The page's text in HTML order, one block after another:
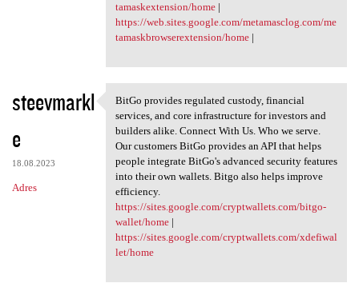
tamaskextension/home|
https://web.sites.google.com/metamasclog.com/me
tamaskbrowserextension/home|
steevmarkl
e
18.08.2023
Adres
BitGo provides regulated
BitGo provides regulated custody, financial
services, and core infrastructure for investors and
builders alike. Connect With Us. Who we serve.
Our customers BitGo provides an API that helps
people integrate BitGo's advanced security features
into their own wallets. Bitgo also helps improve
efficiency.
https://sites.google.com/cryptwallets.com/bitgo-
wallet/home|
https://sites.google.com/cryptwallets.com/xdefiwal
let/home